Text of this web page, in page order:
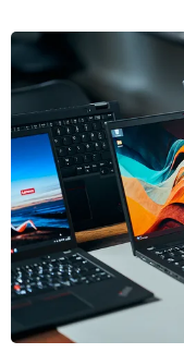
читателям.